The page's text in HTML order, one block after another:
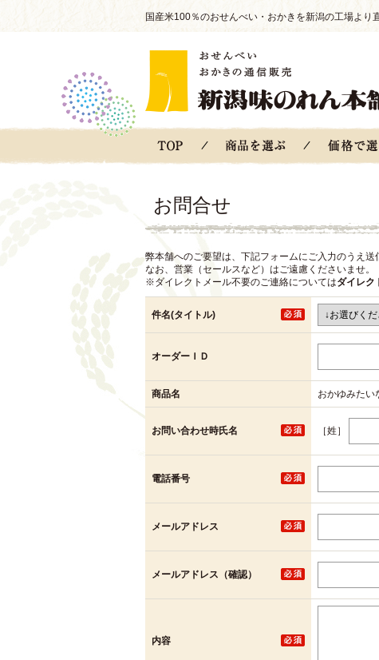
国産米100％のおせんべい・おかきを新潟の工場より
お問合せ
弊本舗へのご要望は、下記フォームにご入力のうえ送
なお、営業（セールスなど）はご遠慮くださいませ。
※ダイレクトメール不要のご連絡についてはダイレク
件名(タイトル)
オーダーＩＤ
商品名 おかゆみたい
お問い合わせ時氏名 ［姓］
電話番号
メールアドレス
メールアドレス（確認）
内容